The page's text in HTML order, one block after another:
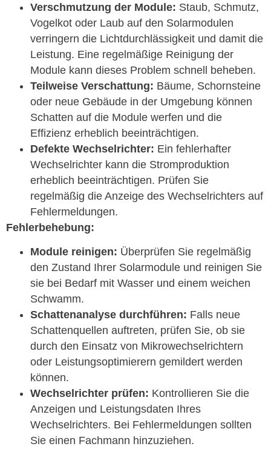
Verschmutzung der Module: Staub, Schmutz,
Vogelkot oder Laub auf den Solarmodulen
verringern die Lichtdurchlässigkeit und damit die
Leistung. Eine regelmäßige Reinigung der
Module kann dieses Problem schnell beheben.
Teilweise Verschattung: Bäume, Schornsteine
oder neue Gebäude in der Umgebung können
Schatten auf die Module werfen und die
Effizienz erheblich beeinträchtigen.
Defekte Wechselrichter: Ein fehlerhafter
Wechselrichter kann die Stromproduktion
erheblich beeinträchtigen. Prüfen Sie
regelmäßig die Anzeige des Wechselrichters auf
Fehlermeldungen.
Fehlerbehebung:
Module reinigen: Überprüfen Sie regelmäßig
den Zustand Ihrer Solarmodule und reinigen Sie
sie bei Bedarf mit Wasser und einem weichen
Schwamm.
Schattenanalyse durchführen: Falls neue
Schattenquellen auftreten, prüfen Sie, ob sie
durch den Einsatz von Mikrowechselrichtern
oder Leistungsoptimierern gemildert werden
können.
Wechselrichter prüfen: Kontrollieren Sie die
Anzeigen und Leistungsdaten Ihres
Wechselrichters. Bei Fehlermeldungen sollten
Sie einen Fachmann hinzuziehen.